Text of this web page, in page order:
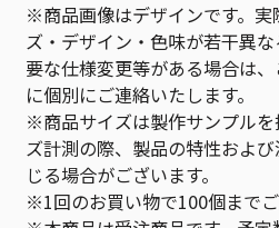
※商品画像はデザインです。実
ズ・デザイン・色味が若干異
要な仕様変更等がある場合は
に個別にご連絡いたします。
※商品サイズは製作サンプルを
ズ計測の際、製品の特性およ
じる場合がございます。
※1回のお買い物で100個までご